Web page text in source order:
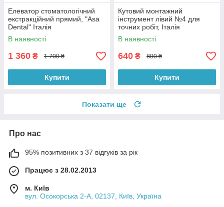
Елеватор стоматологічний
екстракційний прямий, "Asa
Dental" Італія
В наявності
1 360 ₴ 1 700 ₴
Купити
Кутовий монтажний
інструмент лівий №4 для
точних робіт, Італія
В наявності
640 ₴ 800 ₴
Купити
Показати ще
Про нас
95% позитивних з 37 відгуків за рік
Працює з 28.02.2013
м. Київ
вул. Осокорська 2-А, 02137, Київ, Україна